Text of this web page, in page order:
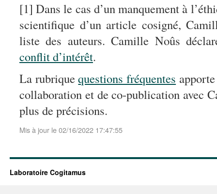
[1] Dans le cas d’un manquement à
scientifique d’un article cosigné,
liste des auteurs. Camille Noûs
conflit d’intérêt.
La rubriquequestions fréquentes
collaboration et de co-publication avec
plus de précisions.
Mis à jour le 02/16/2022 17:47:55
Laboratoire Cogitamus